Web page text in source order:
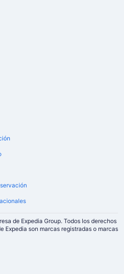
de Expedia Group. Todos los derechos
Expedia son marcas registradas o marcas